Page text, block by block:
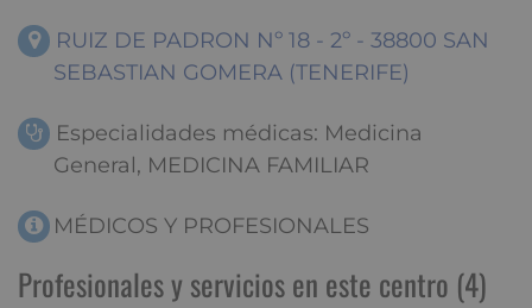
RUIZ DE PADRON Nº 18 - 2º - 38800 SAN
SEBASTIAN GOMERA (TENERIFE)
Especialidades médicas: Medicina
General, MEDICINA FAMILIAR
MÉDICOS Y PROFESIONALES
Profesionales y servicios en este centro (4)